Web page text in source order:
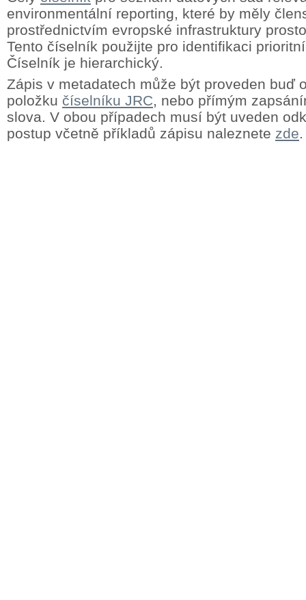
environmentální reporting, které by měly
prostřednictvím evropské infrastruktury
Tento číselník použijte pro identifikaci
Číselník je hierarchický.
Zápis v metadatech může být proveden buď
položku číselníku JRC, nebo přímým
slova. V obou případech musí být uveden
postup včetně příkladů zápisu naleznete zde.